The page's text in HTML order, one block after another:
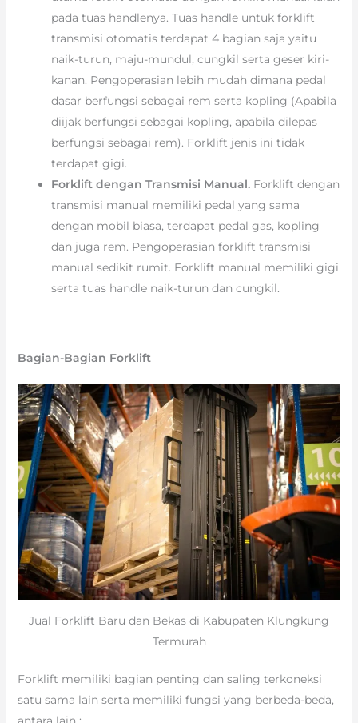
pada tuas handlenya. Tuas handle untuk forklift
transmisi otomatis terdapat 4 bagian saja yaitu
naik-turun, maju-mundul, cungkil serta geser kiri-
kanan. Pengoperasian lebih mudah dimana pedal
dasar berfungsi sebagai rem serta kopling (Apabila
diijak berfungsi sebagai kopling, apabila dilepas
berfungsi sebagai rem). Forklift jenis ini tidak
terdapat gigi.
Forklift dengan Transmisi Manual.Forklift dengan
transmisi manual memiliki pedal yang sama
dengan mobil biasa, terdapat pedal gas, kopling
dan juga rem. Pengoperasian forklift transmisi
manual sedikit rumit. Forklift manual memiliki gigi
serta tuas handle naik-turun dan cungkil.
Bagian-Bagian Forklift
Jual Forklift Baru dan Bekas di Kabupaten Klungkung
Termurah
Forklift memiliki bagian penting dan saling terkoneksi
satu sama lain serta memiliki fungsi yang berbeda-beda,